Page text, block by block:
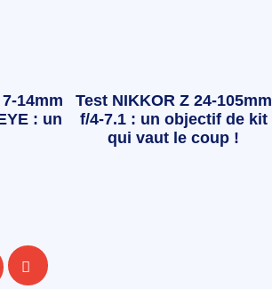
14mm
: un
Test NIKKOR Z 24-105mm
f/4-7.1 : un objectif de kit
qui vaut le coup !